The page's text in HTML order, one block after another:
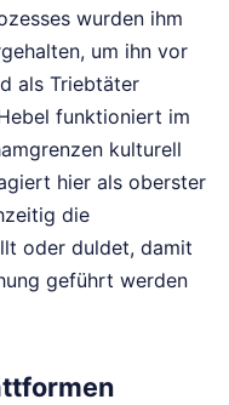
wurden ihm
um ihn vor
als Triebtäter
funktioniert im
kulturell
hier als oberster
die
oder duldet, damit
geführt werden